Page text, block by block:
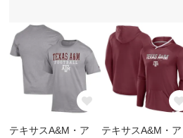
テキサスA&M・ア
テキサスA&M・ア